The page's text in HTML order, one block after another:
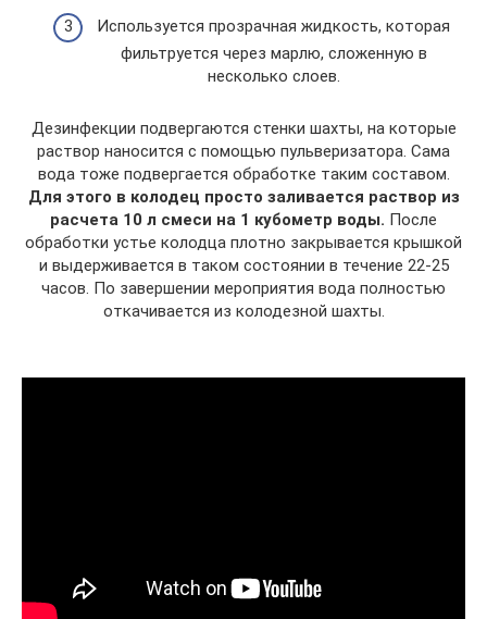
Используется прозрачная жидкость, которая
фильтруется через марлю, сложенную в
несколько слоев.
Дезинфекции подвергаются стенки шахты, на которые
раствор наносится с помощью пульверизатора. Сама
вода тоже подвергается обработке таким составом.
Для этого в колодец просто заливается раствор из
расчета 10 л смеси на 1 кубометр воды. После
обработки устье колодца плотно закрывается крышкой
и выдерживается в таком состоянии в течение 22-25
часов. По завершении мероприятия вода полностью
откачивается из колодезной шахты.